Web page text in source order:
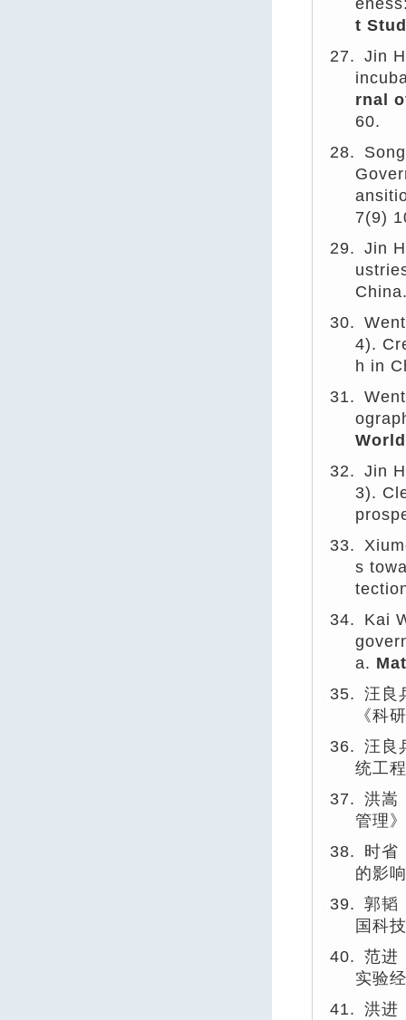
t
27. Jin
rnal
60.
28.
7(9)
29. Jin
30.
4).
h in
31.
32. Jin
3).
33.
s
34.
Kai
a.
35. 汪良
《科
36. 汪良
统工
37. 洪嵩
管理
38.
时省
的影
39. 郭韬
国科
40. 范进
实验
41. 洪进